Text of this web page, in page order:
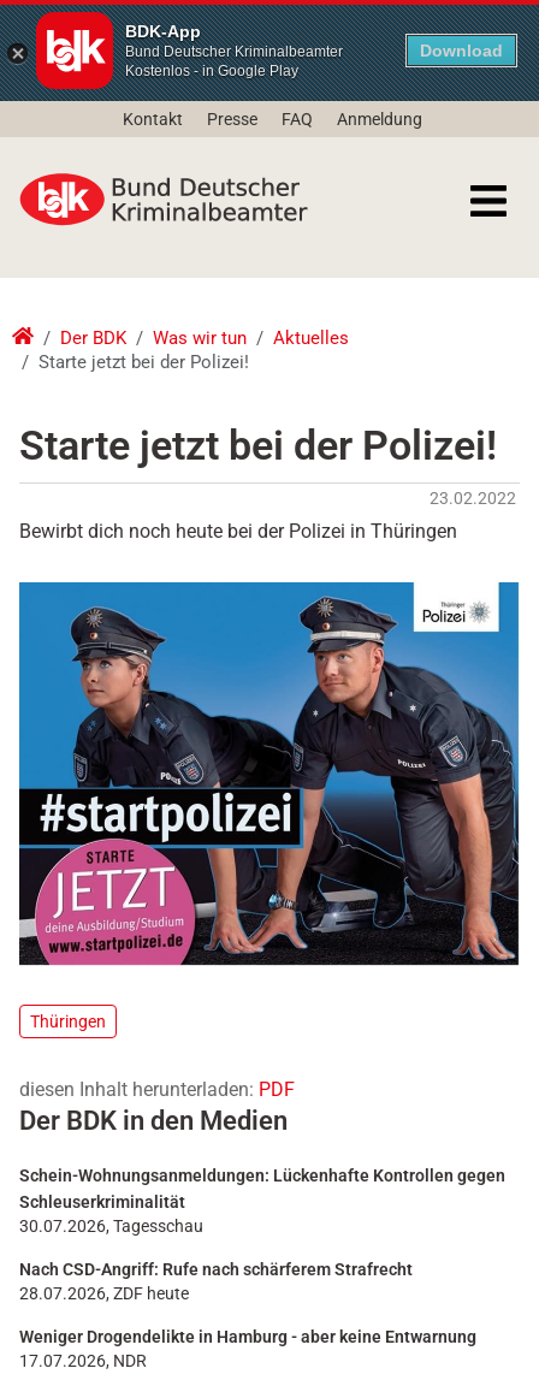
BDK-App
Bund Deutscher Kriminalbeamter
Kostenlos - in Google Play
Download
Kontakt Presse FAQ Anmeldung
Der BDK Was wir tun
Aktuelles
Starte jetzt bei der Polizei!
Starte jetzt bei der Polizei!
23.02.2022
Bewirbt dich noch heute bei der Polizei in Thüringen
Thüringen
diesen Inhalt herunterladen: PDF
Der BDK in den Medien
Schein-Wohnungsanmeldungen: Lückenhafte Kontrollen gegen
Schleuserkriminalität
30.07.2026, Tagesschau
Nach CSD-Angriff: Rufe nach schärferem Strafrecht
28.07.2026, ZDF heute
Weniger Drogendelikte in Hamburg - aber keine Entwarnung
17.07.2026, NDR